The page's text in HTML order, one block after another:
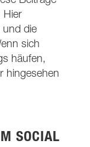
Hier
und die
sich
häufen,
hingesehen
SOCIAL